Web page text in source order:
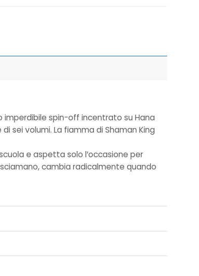
imperdibile spin-off incentrato su Hana
sei volumi. La fiamma di Shaman King
e aspetta solo l’occasione per
cambia radicalmente quando